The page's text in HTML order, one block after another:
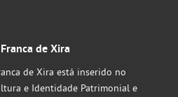
de Xira
de Xira está inserido no
e Identidade Patrimonial e